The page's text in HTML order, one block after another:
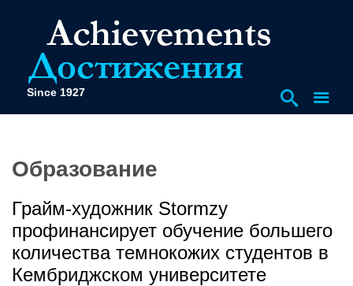
Since 1927
Образование
Грайм-художник Stormzy
профинансирует обучение большего
количества темнокожих студентов в
Кембриджском университете